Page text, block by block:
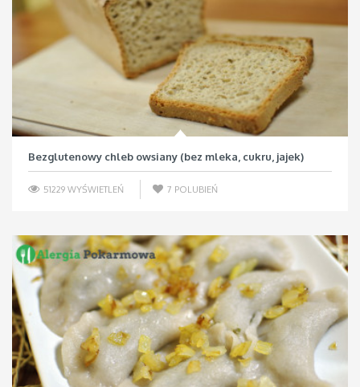
Bezglutenowy chleb owsiany (bez mleka, cukru, jajek)
51229 WYŚWIETLEŃ 7 POLUBIEŃ